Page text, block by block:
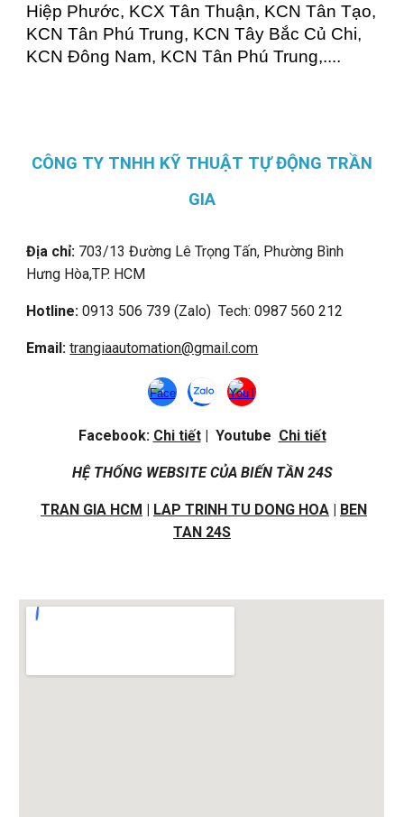
Hiệp Phước, KCX Tân Thuận, KCN Tân Tạo,
KCN Tân Phú Trung, KCN Tây Bắc Củ Chi,
KCN Đông Nam, KCN Tân Phú Trung,....
CÔNG TY TNHH KỸ THUẬT TỰ ĐỘNG TRẦN
GIA
Địa chỉ: 703/13 Đường Lê Trọng Tấn, Phường Bình
Hưng Hòa,TP. HCM
Hotline: 0913 506 739 (Zalo) Tech: 0987 560 212
Email:trangiaautomation@gmail.com
Facebook: Chi tiết| Youtube Chi tiết
HỆ THỐNG WEBSITE CỦA BIẾN TẦN 24S
TRAN GIA HCM | LAP TRINH TU DONG HOA | BEN
TAN 24S